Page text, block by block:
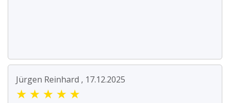
Jürgen Reinhard , 17.12.2025
★ ★ ★ ★ ★